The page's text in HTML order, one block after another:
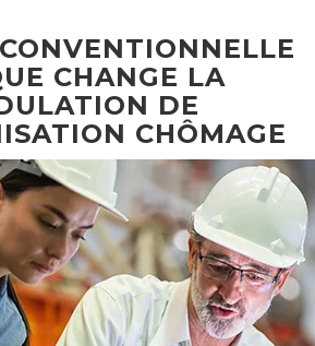
CHANGE LA
DE
CHÔMAGE